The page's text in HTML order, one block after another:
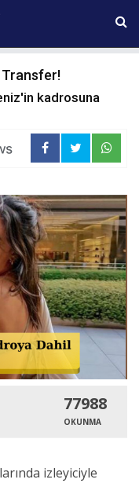
Transfer!
kadrosuna
77988
OKUNMA
izleyiciyle